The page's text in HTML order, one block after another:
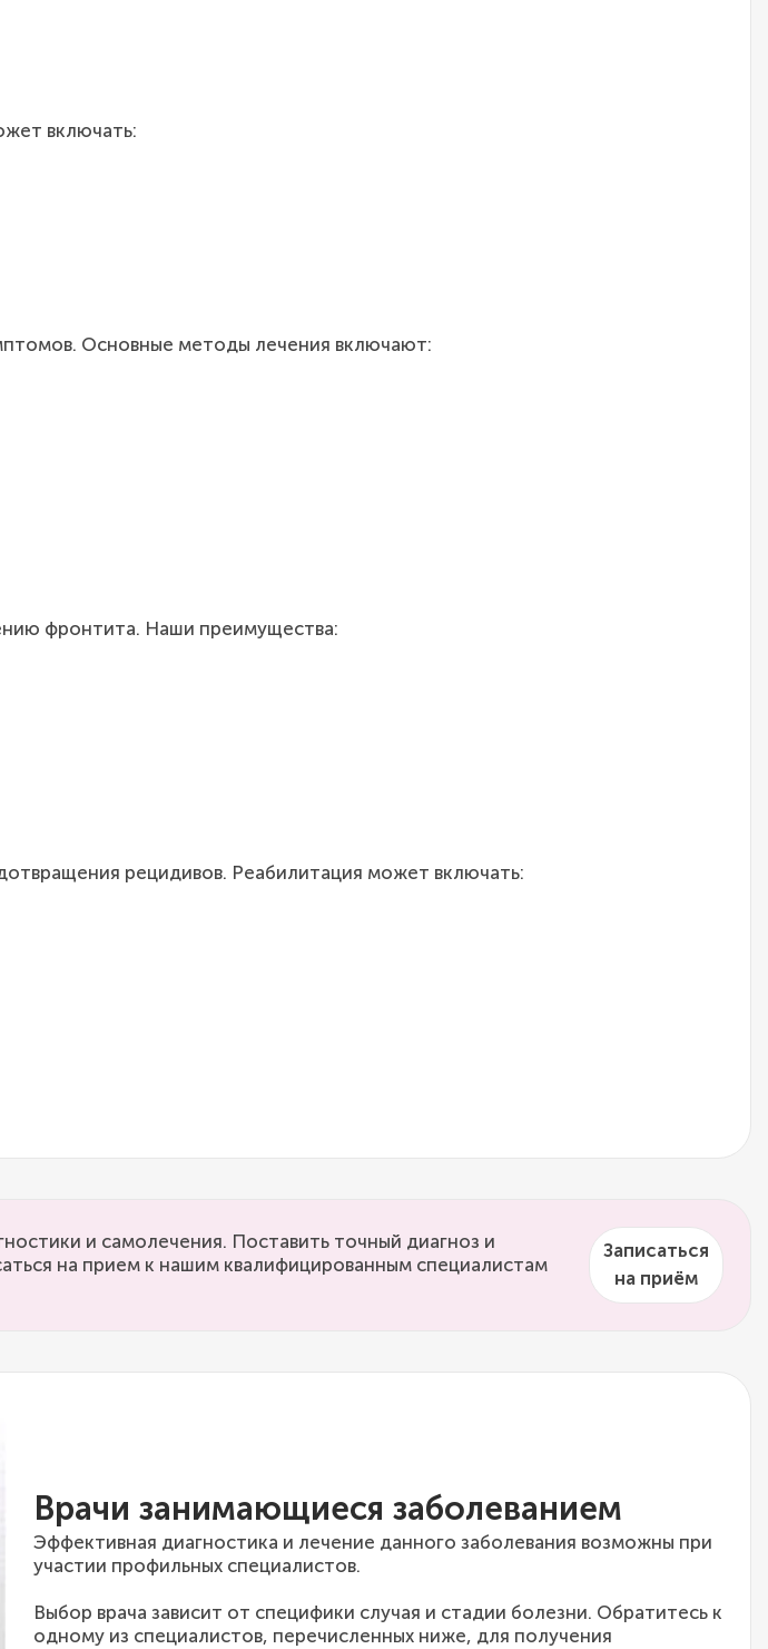
включать:
Основные методы лечения включают:
фронтита. Наши преимущества:
рецидивов. Реабилитация может включать:
и самолечения. Поставить точный диагноз и
на прием к нашим квалифицированным специалистам
Записаться
на приём
Врачи занимающиеся заболеванием
Эффективная диагностика и лечение данного заболевания возможны при
участии профильных специалистов.
Выбор врача зависит от специфики случая и стадии болезни. Обратитесь к
одному из специалистов, перечисленных ниже, для получения